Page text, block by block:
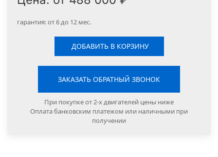
гарантия: от 6 до 12 мес.
ДОБАВИТЬ В КОРЗИНУ
ЗАКАЗАТЬ ОБРАТНЫЙ ЗВОНОК
При покупке от 2-х двигателей цены ниже
Оплата банковским платежом или наличными при
получении